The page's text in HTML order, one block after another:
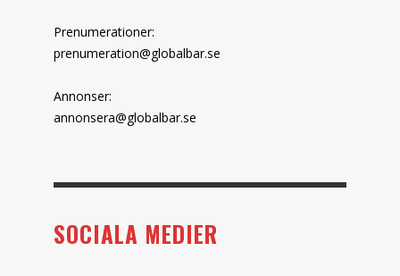
Prenumerationer:
prenumeration@globalbar.se
Annonser:
annonsera@globalbar.se
SOCIALA MEDIER